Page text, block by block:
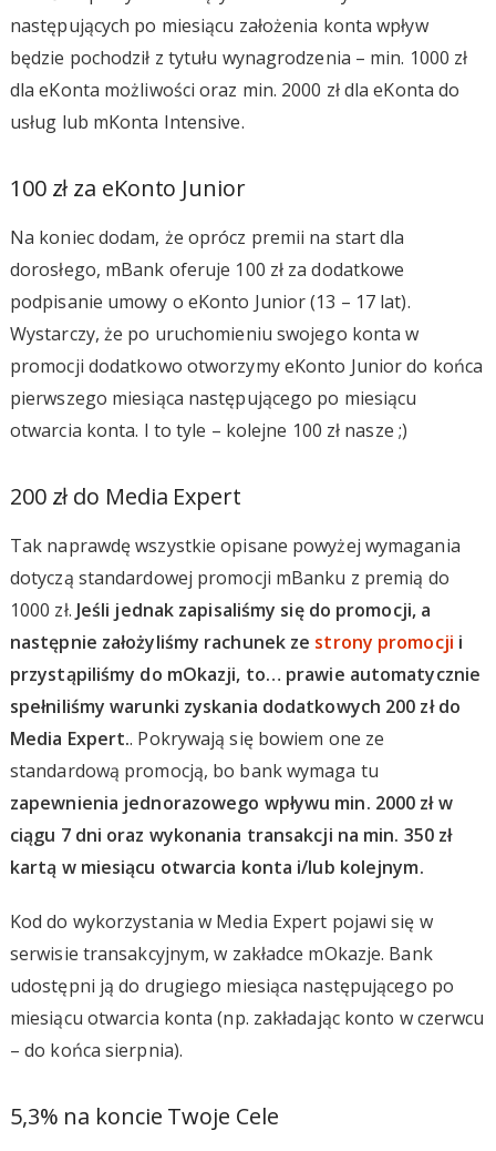
następujących po miesiącu założenia konta wpływ
będzie pochodził z tytułu wynagrodzenia – min. 1000 zł
dla eKonta możliwości oraz min. 2000 zł dla eKonta do
usług lub mKonta Intensive.
100 zł za eKonto Junior
Na koniec dodam, że oprócz premii na start dla
dorosłego, mBank oferuje 100 zł za dodatkowe
podpisanie umowy o eKonto Junior (13 – 17 lat).
Wystarczy, że po uruchomieniu swojego konta w
promocji dodatkowo otworzymy eKonto Junior do końca
pierwszego miesiąca następującego po miesiącu
otwarcia konta. I to tyle – kolejne 100 zł nasze ;)
200 zł do Media Expert
Tak naprawdę wszystkie opisane powyżej wymagania
dotyczą standardowej promocji mBanku z premią do
1000 zł. Jeśli jednak zapisaliśmy się do promocji, a
następnie założyliśmy rachunek ze strony promocji i
przystąpiliśmy do mOkazji, to… prawie automatycznie
spełniliśmy warunki zyskania dodatkowych 200 zł do
Media Expert.. Pokrywają się bowiem one ze
standardową promocją, bo bank wymaga tu
zapewnienia jednorazowego wpływu min. 2000 zł w
ciągu 7 dni oraz wykonania transakcji na min. 350 zł
kartą w miesiącu otwarcia konta i/lub kolejnym.
Kod do wykorzystania w Media Expert pojawi się w
serwisie transakcyjnym, w zakładce mOkazje. Bank
udostępni ją do drugiego miesiąca następującego po
miesiącu otwarcia konta (np. zakładając konto w czerwcu
– do końca sierpnia).
5,3% na koncie Twoje Cele